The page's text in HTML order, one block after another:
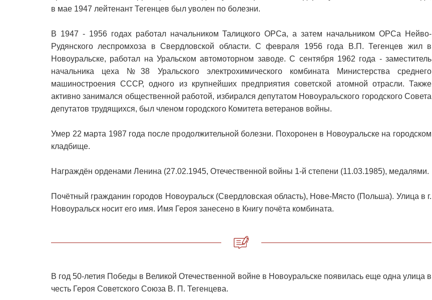
в мае 1947 лейтенант Тегенцев был уволен по болезни.
В 1947 - 1956 годах работал начальником Талицкого ОРСа, а затем начальником ОРСа Нейво-
Рудянского леспромхоза в Свердловской области. С февраля 1956 года В.П. Тегенцев жил в
Новоуральске, работал на Уральском автомоторном заводе. С сентября 1962 года - заместитель
начальника цеха №38 Уральского электрохимического комбината Министерства среднего
машиностроения СССР, одного из крупнейших предприятия советской атомной отрасли. Также
активно занимался общественной работой, избирался депутатом Новоуральского городского Совета
депутатов трудящихся, был членом городского Комитета ветеранов войны.
Умер 22 марта 1987 года после продолжительной болезни. Похоронен в Новоуральске на городском
кладбище.
Награждён орденами Ленина (27.02.1945, Отечественной войны 1-й степени (11.03.1985), медалями.
Почётный гражданин городов Новоуральск (Свердловская область), Нове-Място (Польша). Улица в г.
Новоуральск носит его имя. Имя Героя занесено в Книгу почёта комбината.
В год 50-летия Победы в Великой Отечественной войне в Новоуральске появилась еще одна улица в
честь Героя Советского Союза В. П. Тегенцева.